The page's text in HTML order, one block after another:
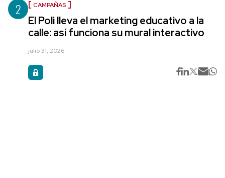
2 CAMPAÑAS
El Poli lleva el marketing educativo a la
calle: así funciona su mural interactivo
julio 31, 2026